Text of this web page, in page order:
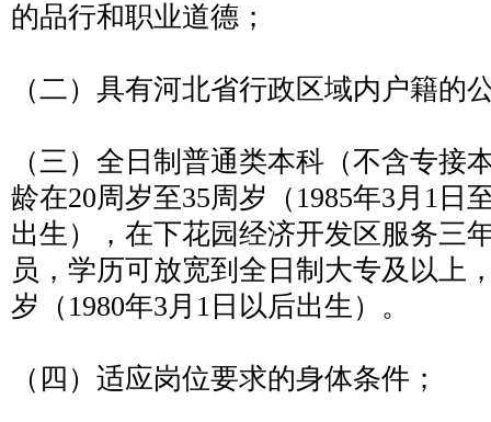
的品行和职业道德；
（二）具有河北省行政区域内户籍的
（三）全日制普通类本科（不含专接
龄在20周岁至35周岁（1985年3月1日
出生），在下花园经济开发区服务三
员，学历可放宽到全日制大专及以上
岁（1980年3月1日以后出生）。
（四）适应岗位要求的身体条件；